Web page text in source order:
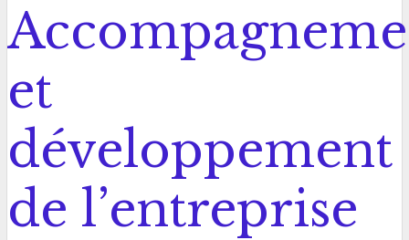
et
développement
de l’entreprise